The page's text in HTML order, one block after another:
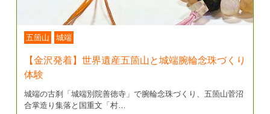
五箇山 城端
【金沢発着】世界遺産五箇山と城端腕輪念珠づくり
体験
城端の古刹「城端別院善徳寺」で腕輪念珠づくり、五箇山菅沼
合掌造り集落と国重文「村…